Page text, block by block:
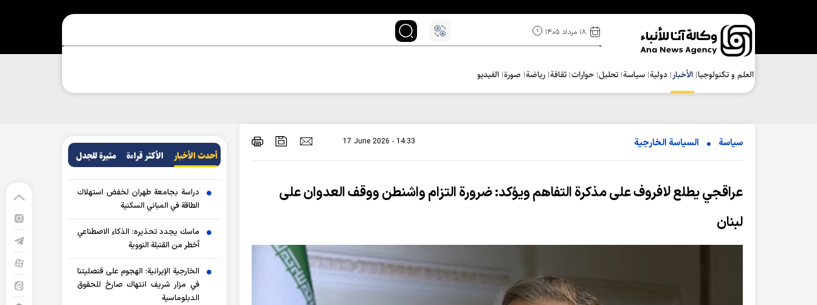
۱۸ مرداد ۱۴۰۵
العلم و تکنولوجیا الأخبار دولية سياسة تحلیل حوارات ثقافة رياضة صورة الفيديو
سياسة السیاسة الخارجیة 17 June 2026 - 14:33
عراقجي يطلع لافروف على مذكرة التفاهم ويؤكد: ضرورة التزام واشنطن ووقف العدوان على
لبنان
أحدث الأخبار الأکثر قراءة مثيرة للجدل
دراسة بجامعة طهران لخفض استهلاك
الطاقة في المباني السكنية
ماسك يجدد تحذيره: الذكاء الاصطناعي
أخطر من القنبلة النووية
الخارجية الإيرانية: الهجوم على قنصليتنا
في مزار شريف انتهاك صارخ للحقوق
الدبلوماسية